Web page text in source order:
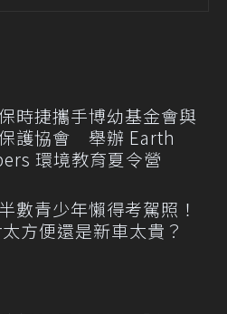
時捷攜手博幼基金會與
護協會 舉辦 Earth
環境教育夏令營
數青少年懶得考駕照！
方便還是新車太貴？